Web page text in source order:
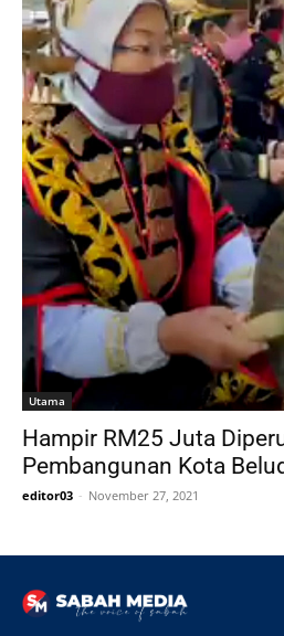
Utama
Hampir RM25 Juta
Pembangunan Kota
editor03 - November 27, 2021